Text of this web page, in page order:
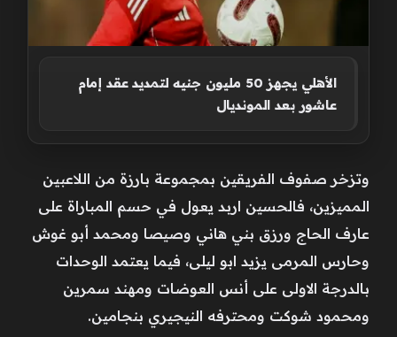
الأهلي يجهز 50 مليون جنيه لتمديد عقد إمام
عاشور بعد المونديال
وتزخر صفوف الفريقين بمجموعة بارزة من اللاعبين
المميزين، فالحسين اربد يعول في حسم المباراة على
عارف الحاج ورزق بني هاني وصيصا ومحمد أبو غوش
وحارس المرمى يزيد ابو ليلى، فيما يعتمد الوحدات
بالدرجة الاولى على أنس العوضات ومهند سمرين
ومحمود شوكت ومحترفه النيجيري بنجامين.